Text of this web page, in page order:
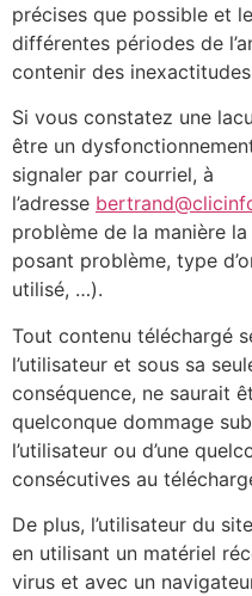
précises que possible et
différentes périodes de
contenir des
Si vous constatez une
être un
signaler par courriel, à
l’adresse
problème de la manière
posant problème, type
utilisé, …).
Tout contenu téléchargé
l’utilisateur et sous sa
conséquence, ne saurait
quelconque dommage
l’utilisateur ou d’une
consécutives au
De plus, l’utilisateur du
en utilisant un matériel
virus et avec un